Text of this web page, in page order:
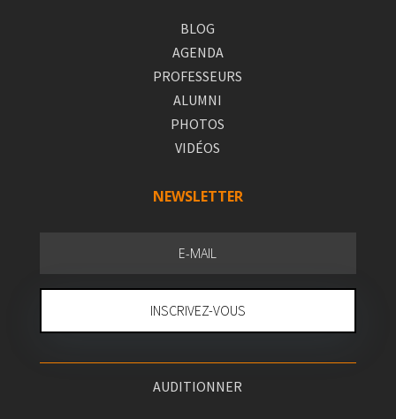
BLOG
AGENDA
PROFESSEURS
ALUMNI
PHOTOS
VIDÉOS
NEWSLETTER
INSCRIVEZ-VOUS
AUDITIONNER